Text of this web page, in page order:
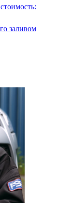
заливом